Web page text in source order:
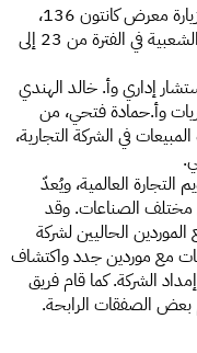
قام وفد من مجموعة سالم بالحمر القابضة بزيارة معرض كانتون 136،
الذي عُقد في مدينة جوانزو بجمهورية الصين الشعبية في الفترة من 23 إلى
إداري وأ. خالد الهندي
وأ.حمادة فتحي، من
في الشركة التجارية،
العالمية، ويُعدّ
مختلف الصناعات. وقد
الحاليين لشركة
مع موردين جدد واكتشاف
الشركة. كما قام فريق
بعض الصفقات الرابحة.